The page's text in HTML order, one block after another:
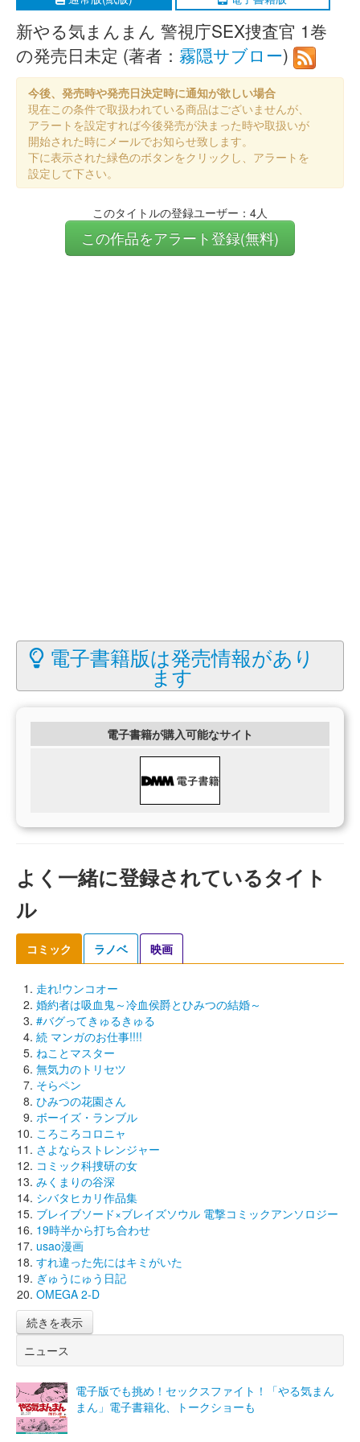
新やる気まんまん 警視庁SEX捜査官 1巻
の発売日未定 (著者： 霧隠サブロー)
今後、発売時や発売日決定時に通知が欲しい場合
現在この条件で取扱われている商品はございませんが、
アラートを設定すれば今後発売が決まった時や取扱いが
開始された時にメールでお知らせ致します。
下に表示された緑色のボタンをクリックし、アラートを
設定して下さい。
このタイトルの登録ユーザー：4人
この作品をアラート登録(無料)
電子書籍版は発売情報があり
ます
電子書籍が購入可能なサイト
よく一緒に登録されているタイト
ル
コミック ラノベ 映画
走れ!ウンコオー
婚約者は吸血鬼～冷血侯爵とひみつの結婚～
#バグってきゅるきゅる
続 マンガのお仕事!!!!
ねことマスター
無気力のトリセツ
そらペン
ひみつの花園さん
ボーイズ・ランブル
ころころコロニャ
さよならストレンジャー
コミック科捜研の女
みくまりの谷深
シバタヒカリ作品集
ブレイブソード×ブレイズソウル 電撃コミックアンソロジー
19時半から打ち合わせ
usao漫画
すれ違った先にはキミがいた
ぎゅうにゅう日記
OMEGA 2-D
続きを表示
ニュース
電子版でも挑め！セックスファイト！「やる気まん
まん」電子書籍化、トークショーも